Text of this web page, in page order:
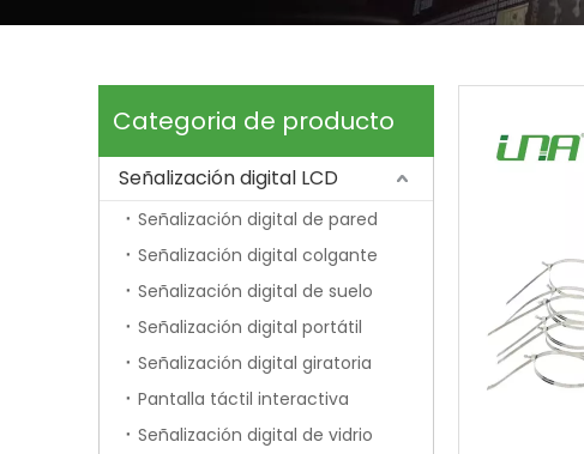
Categoria de producto
Señalización digital LCD
Señalización digital de pared
Señalización digital colgante
Señalización digital de suelo
Señalización digital portátil
Señalización digital giratoria
Pantalla táctil interactiva
Señalización digital de vidrio